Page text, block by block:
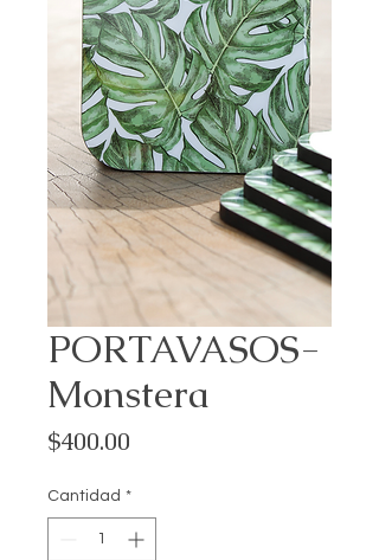
PORTAVASOS-
Monstera
$400.00
Cantidad *